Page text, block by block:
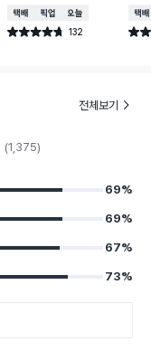
택배배송매장픽업오늘배송
별점 4.7점 132
건 작성
택배
별점
전체보기
(1,375)
69%
69%
67%
73%